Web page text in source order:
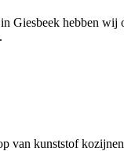
Giesbeek hebben wij
van kunststof